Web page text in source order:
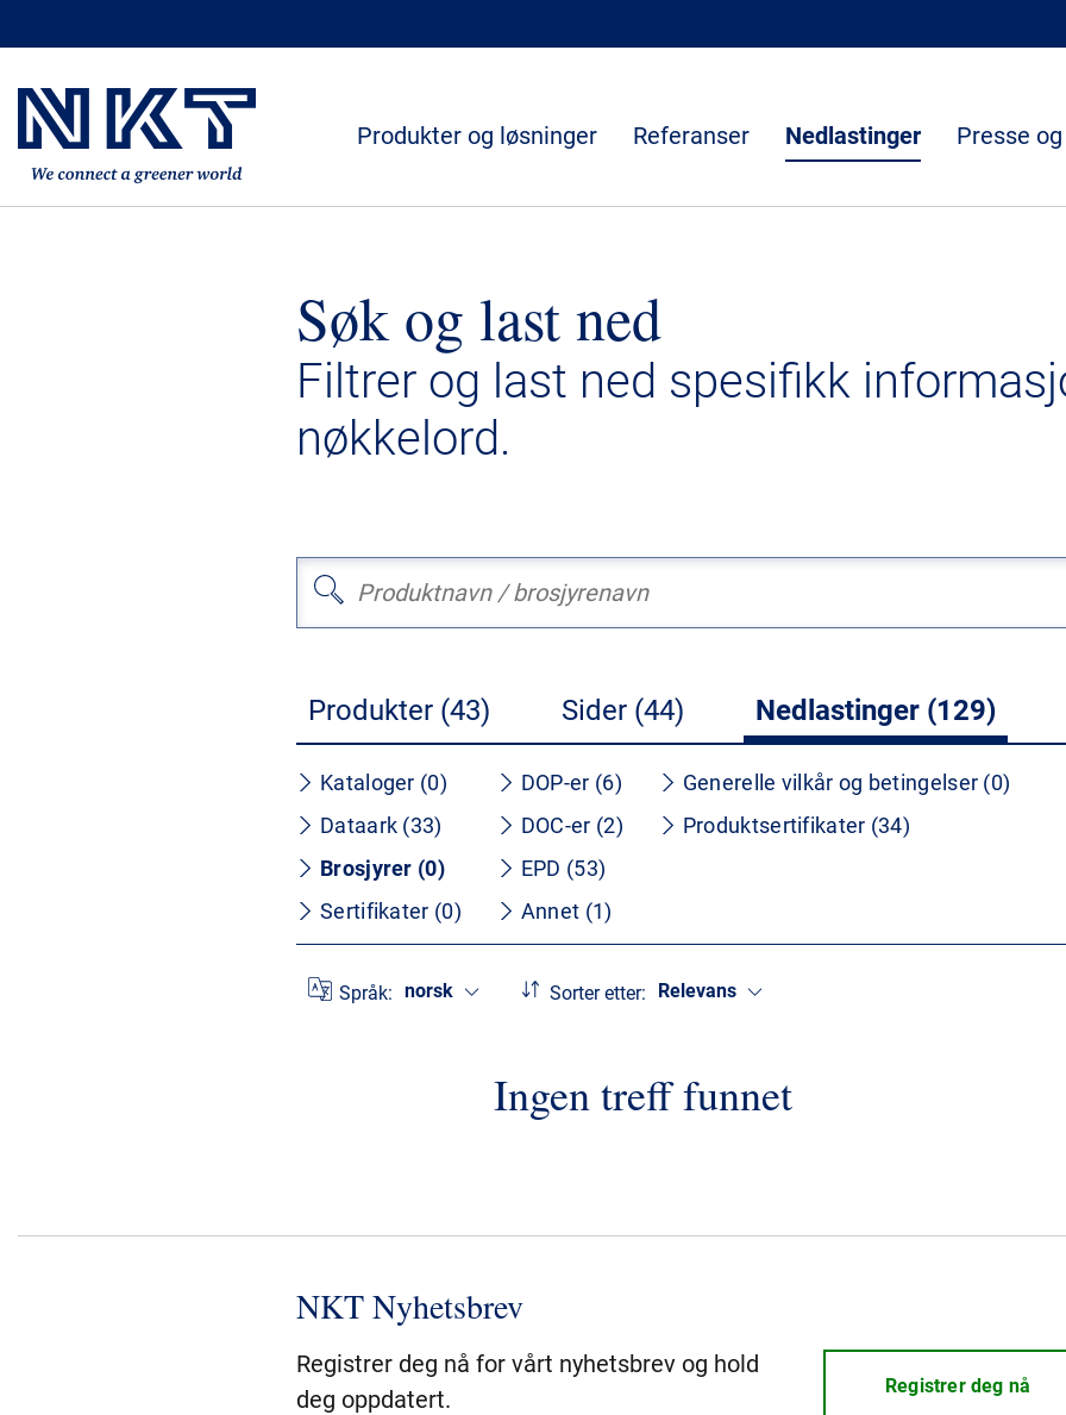
Produkter og løsninger Referanser Nedlastinger Presse
Søk og last ned
Filtrer og last ned spesifikk
nøkkelord.
Produkter (43) Sider (44) Nedlastinger (129)
Kataloger (0)
Dataark (33)
Brosjyrer (0)
Sertifikater (0)
DOP-er (6)
DOC-er (2)
EPD (53)
Annet (1)
Generelle vilkår og betingelser (0)
Produktsertifikater (34)
Språk: norsk Sorter etter: Relevans
Ingen treff funnet
NKT Nyhetsbrev
Registrer deg nå for vårt nyhetsbrev og hold
deg oppdatert.
Registrer deg nå